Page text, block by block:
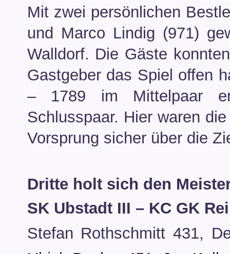
Mit zwei persönlichen
und Marco Lindig (971)
Walldorf. Die Gäste
Gastgeber das Spiel offen
– 1789 im Mittelpaar
Schlusspaar. Hier waren
Vorsprung sicher über die
Dritte holt sich den
SK Ubstadt III – KC GK
Stefan Rothschmitt 431,